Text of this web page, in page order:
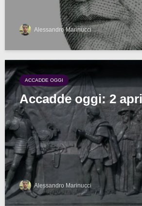
Alessandro Marinucci
ACCADDE OGGI
Accadde oggi: 2
Alessandro Marinucci